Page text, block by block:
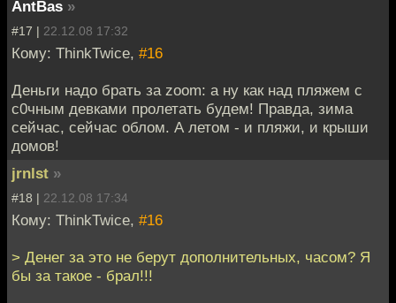
AntBas »
#17 | 22.12.08 17:32
Кому: ThinkTwice, #16
Деньги надо брать за zoom: а ну как над пляжем с
с0чным девками пролетать будем! Правда, зима
сейчас, сейчас облом. А летом - и пляжи, и крыши
домов!
jrnlst »
#18 | 22.12.08 17:34
Кому: ThinkTwice, #16
> Денег за это не берут дополнительных, часом? Я
бы за такое - брал!!!